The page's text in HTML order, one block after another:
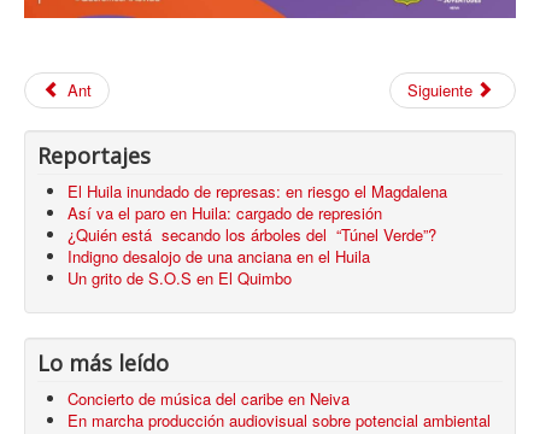
Ant Siguiente
Reportajes
El Huila inundado de represas: en riesgo el Magdalena
Así va el paro en Huila: cargado de represión
¿Quién está secando los árboles del “Túnel Verde”?
Indigno desalojo de una anciana en el Huila
Un grito de S.O.S en El Quimbo
Lo más leído
Concierto de música del caribe en Neiva
En marcha producción audiovisual sobre potencial ambiental